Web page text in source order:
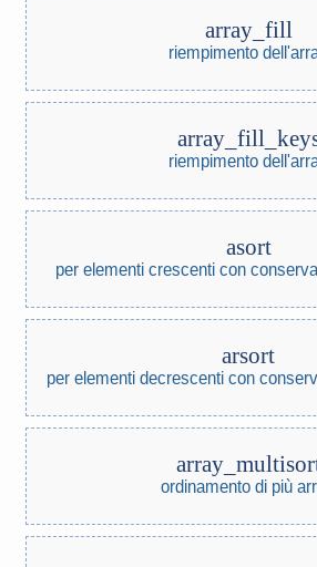
array_fill
riempimento
riempimento
asort
per elementi crescenti con
arsort
per elementi decrescenti con
ordinamento di più